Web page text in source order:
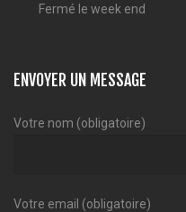
Fermé le week end
ENVOYER UN MESSAGE
Votre nom (obligatoire)
Votre email (obligatoire)